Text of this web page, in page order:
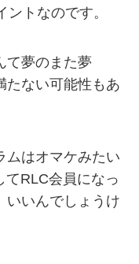
トなのです。
て夢のまた夢
たない可能性もあ
ムはオマケみたい
てRLC会員になっ
いいんでしょうけ